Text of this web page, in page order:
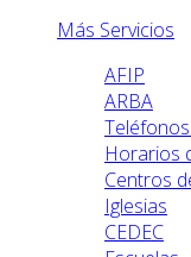
Más Servicios
AFIP
ARBA
Horarios
Centros
Iglesias
CEDEC